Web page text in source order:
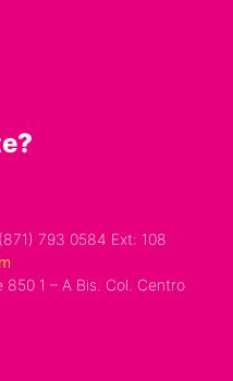
793 0584 Ext: 108
1 – A Bis. Col. Centro